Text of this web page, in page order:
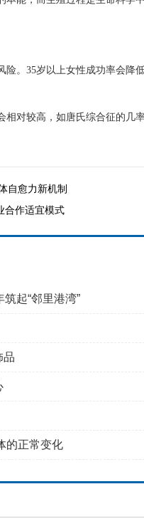
。35岁以上女性成功率会降
对较高，如唐氏综合征的几
自愈力新机制
合作适宜模式
起“邻里港湾”
品
的正常变化